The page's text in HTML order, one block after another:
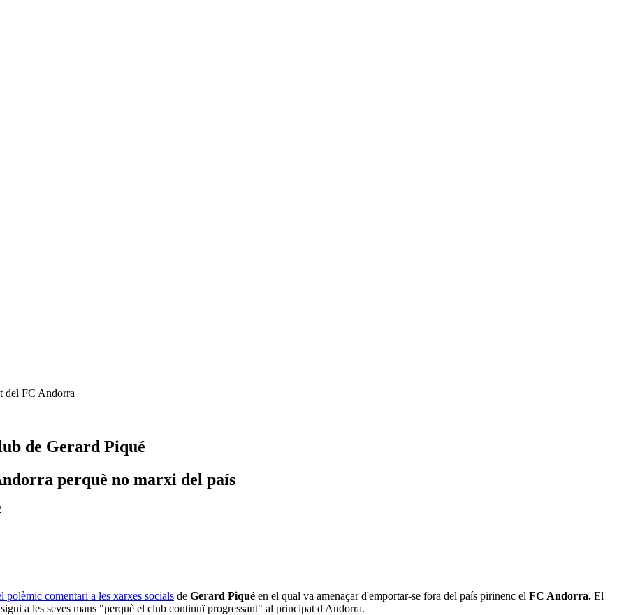
del FC Andorra
de Gerard Piqué
perquè no marxi del país
polèmic comentari a les xarxes socials de Gerard Piqué en el qual va amenaçar d'emportar-se fora del país pirinenc el FC Andorra. El
a les seves mans "perquè el club continuï progressant" al principat d'Andorra.